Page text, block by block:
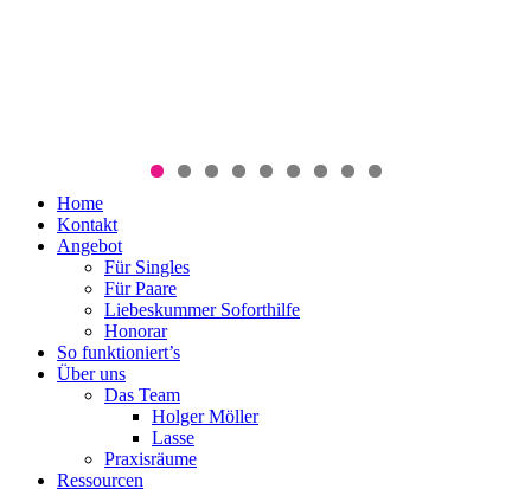
Zum
Inhalt
springen
PaarText
Coaching
Menü
Home
Kontakt
Angebot
Für Singles
Für Paare
Liebeskummer Soforthilfe
Honorar
So funktioniert’s
Über uns
Das Team
Holger Möller
Lasse
Praxisräume
Ressourcen